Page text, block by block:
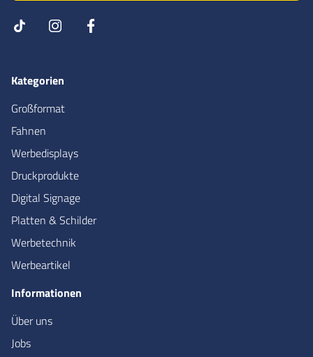
Kategorien
Großformat
Fahnen
Werbedisplays
Druckprodukte
Digital Signage
Platten & Schilder
Werbetechnik
Werbeartikel
Informationen
Über uns
Jobs